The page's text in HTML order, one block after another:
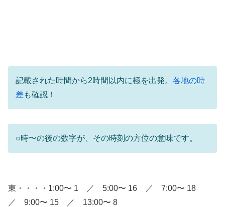
記載された時間から2時間以内に極を出発。 各地の時
差も確認！
○時〜の後の数字が、その時刻の方位の意味です。
東・・・・1:00〜 1 ／ 5:00〜 16 ／ 7:00〜 18
／ 9:00〜 15 ／ 13:00〜 8